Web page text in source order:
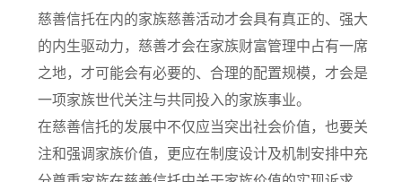
慈善信托在内的家族慈善活动才会具有真正的、强大
的内生驱动力，慈善才会在家族财富管理中占有一席
之地，才可能会有必要的、合理的配置规模，才会是
一项家族世代关注与共同投入的家族事业。
在慈善信托的发展中不仅应当突出社会价值，也要关
注和强调家族价值，更应在制度设计及机制安排中充